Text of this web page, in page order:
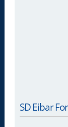
SD Eibar